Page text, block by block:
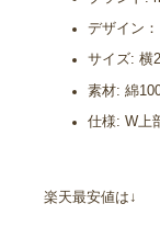
デザイン
サイズ: 横
素材: 綿
仕様: W上
楽天最安値は↓